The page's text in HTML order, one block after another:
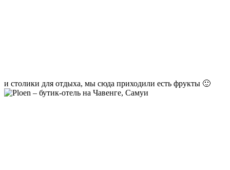
и столики для отдыха, мы сюда приходили есть фрукты 🙂